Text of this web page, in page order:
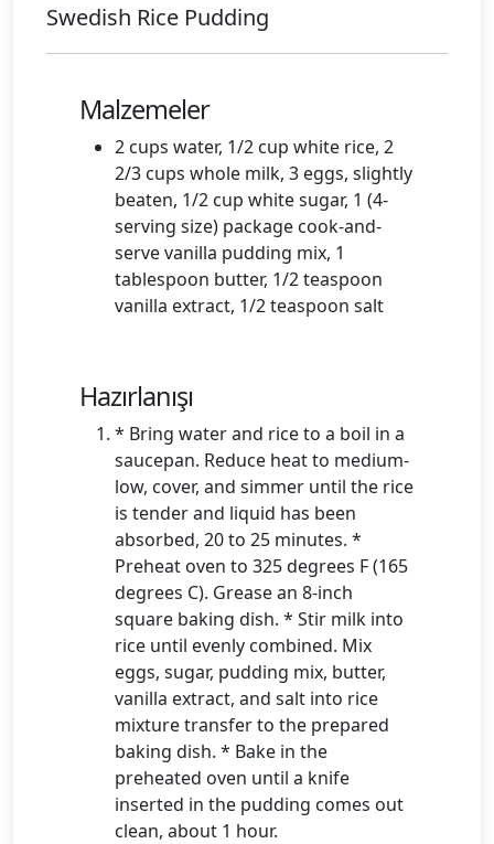
Swedish Rice Pudding
Malzemeler
2 cups water, 1/2 cup white rice, 2
2/3 cups whole milk, 3 eggs, slightly
beaten, 1/2 cup white sugar, 1 (4-
serving size) package cook-and-
serve vanilla pudding mix, 1
tablespoon butter, 1/2 teaspoon
vanilla extract, 1/2 teaspoon salt
Hazırlanışı
* Bring water and rice to a boil in a
saucepan. Reduce heat to medium-
low, cover, and simmer until the rice
is tender and liquid has been
absorbed, 20 to 25 minutes. *
Preheat oven to 325 degrees F (165
degrees C). Grease an 8-inch
square baking dish. * Stir milk into
rice until evenly combined. Mix
eggs, sugar, pudding mix, butter,
vanilla extract, and salt into rice
mixture transfer to the prepared
baking dish. * Bake in the
preheated oven until a knife
inserted in the pudding comes out
clean, about 1 hour.